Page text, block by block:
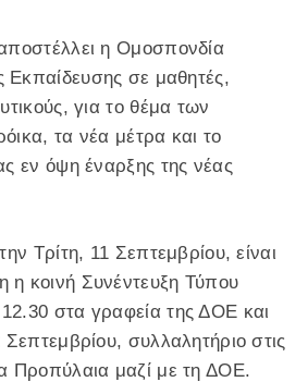
η Ομοσπονδία
σε μαθητές,
για το θέμα των
τα νέα μέτρα και το
εν όψη έναρξης της νέας
Τρίτη, 11 Σεπτεμβρίου, είναι
η κοινή Συνέντευξη Τύπου
στα γραφεία της ΔΟΕ και
Σεπτεμβρίου, συλλαλητήριο στις
Προπύλαια μαζί με τη ΔΟΕ.